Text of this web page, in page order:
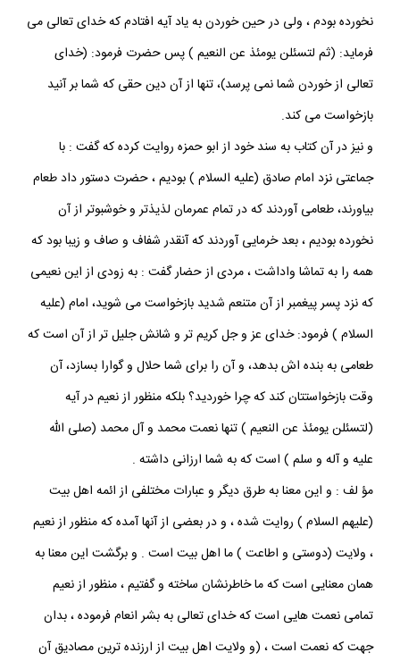
نخورده بودم ، ولى در حين خوردن به ياد آيه افتادم كه خداى تعالى مى
فرمايد: (ثم لتسئلن يومئذ عن النعيم ) پس حضرت فرمود: (خداى
تعالى از خوردن شما نمى پرسد)، تنها از آن دين حقى كه شما بر آنيد
بازخواست مى كند.
و نيز در آن كتاب به سند خود از ابو حمزه روايت كرده كه گفت : با
جماعتى نزد امام صادق (عليه السلام ) بوديم ، حضرت دستور داد طعام
بياورند، طعامى آوردند كه در تمام عمرمان لذيذتر و خوشبوتر از آن
نخورده بوديم ، بعد خرمايى آوردند كه آنقدر شفاف و صاف و زيبا بود كه
همه را به تماشا واداشت ، مردى از حضار گفت : به زودى از اين نعيمى
كه نزد پسر پيغمبر از آن متنعم شديد بازخواست مى شويد، امام (عليه
السلام ) فرمود: خداى عز و جل كريم تر و شانش جليل تر از آن است كه
طعامى به بنده اش بدهد، و آن را براى شما حلال و گوارا بسازد، آن
وقت بازخواستتان كند كه چرا خورديد؟ بلكه منظور از نعيم در آيه
(لتسئلن يومئذ عن النعيم ) تنها نعمت محمد و آل محمد (صلى اللّه
عليه و آله و سلم ) است كه به شما ارزانى داشته .
مؤ لف : و اين معنا به طرق ديگر و عبارات مختلفى از ائمه اهل بيت
(عليهم السلام ) روايت شده ، و در بعضى از آنها آمده كه منظور از نعيم
، ولايت (دوستى و اطاعت ) ما اهل بيت است . و برگشت اين معنا به
همان معنايى است كه ما خاطرنشان ساخته و گفتيم ، منظور از نعيم
تمامى نعمت هايى است كه خداى تعالى به بشر انعام فرموده ، بدان
جهت كه نعمت است ، (و ولايت اهل بيت از ارزنده ترين مصاديق آن